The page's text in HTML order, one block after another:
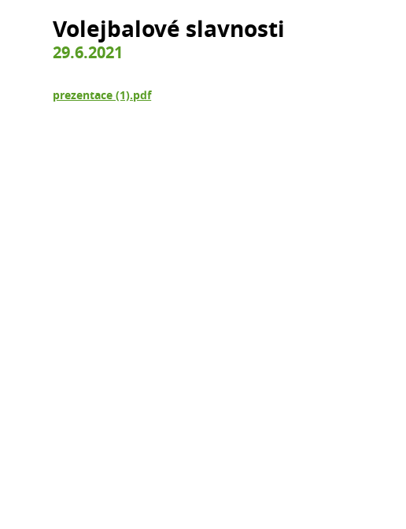
Volejbalové slavnosti
29.6.2021
prezentace (1).pdf